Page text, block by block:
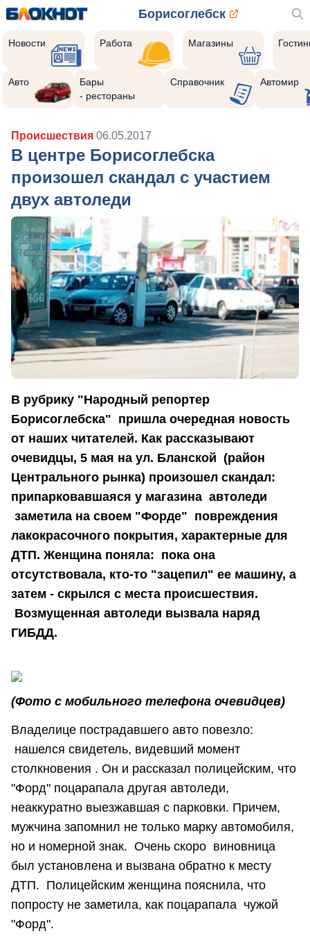
Борисоглебск
Новости Работа Магазины
Авто
Бары
- рестораны
Справочник Автомир
Происшествия 06.05.2017
В центре Борисоглебска
произошел скандал с участием
двух автоледи
В рубрику "Народный репортер
Борисоглебска" пришла очередная новость
от наших читателей. Как рассказывают
очевидцы, 5 мая на ул. Бланской (район
Центрального рынка) произошел скандал:
припарковавшаяся у магазина автоледи
заметила на своем "Форде" повреждения
лакокрасочного покрытия, характерные для
ДТП. Женщина поняла: пока она
отсутствовала, кто-то "зацепил" ее машину, а
затем - скрылся с места происшествия.
Возмущенная автоледи вызвала наряд
ГИБДД.
(Фото с мобильного телефона очевидцев)
Владелице пострадавшего авто повезло:
нашелся свидетель, видевший момент
столкновения . Он и рассказал полицейским, что
"Форд" поцарапала другая автоледи,
неаккуратно выезжавшая с парковки. Причем,
мужчина запомнил не только марку автомобиля,
но и номерной знак. Очень скоро виновница
был установлена и вызвана обратно к месту
ДТП. Полицейским женщина пояснила, что
попросту не заметила, как поцарапала чужой
"Форд".